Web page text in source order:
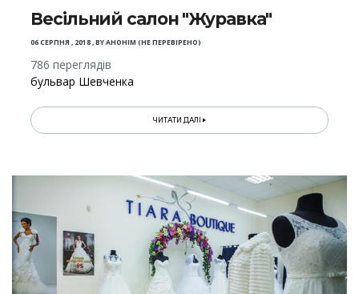
Весільний салон "Журавка"
06 СЕРПНЯ , 2018,BYАНОНІМ (НЕ ПЕРЕВІРЕНО)
786 переглядів
бульвар Шевченка
ЧИТАТИ ДАЛІ